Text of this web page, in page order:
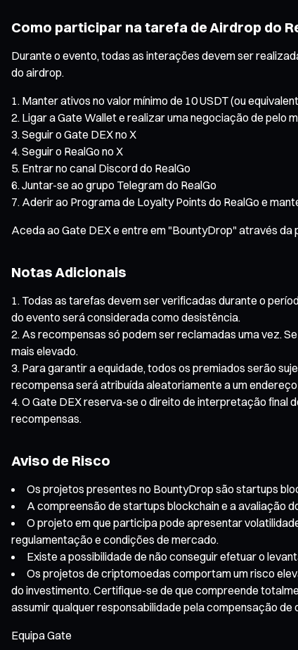
Como participar na tarefa de Airdrop do
Durante o evento, todas as interações devem ser
do airdrop.
Manter ativos no valor mínimo de 10 USDT (ou
Ligar a Gate Wallet e realizar uma negociação de pelo
Seguir o Gate DEX no X
Seguir o RealGo no X
Entrar no canal Discord do RealGo
Juntar-se ao grupo Telegram do RealGo
Aderir ao Programa de Loyalty Points do RealGo e
Aceda ao Gate DEX e entre em "BountyDrop" através
Notas Adicionais
Todas as tarefas devem ser verificadas durante o
do evento será considerada como desistência.
As recompensas só podem ser reclamadas uma vez.
mais elevado.
Para garantir a equidade, todos os premiados serão
recompensa será atribuída aleatoriamente a um endereço
O Gate DEX reserva-se o direito de interpretação final
recompensas.
Aviso de Risco
Os projetos presentes no BountyDrop são startups
A compreensão de startups blockchain e a avaliação
O projeto em que participa pode apresentar
regulamentação e condições de mercado.
Existe a possibilidade de não conseguir efetuar o
Os projetos de criptomoedas comportam um risco
do investimento. Certifique-se de que compreende
assumir qualquer responsabilidade pela compensação de
Equipa Gate